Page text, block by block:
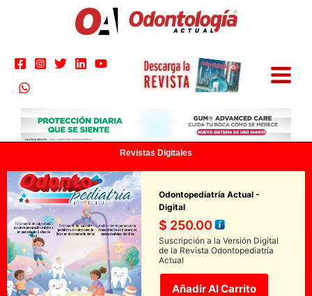
Revistas Digitales
Odontopediatría Actual -
Digital
$ 250.00
Suscripción a la Versión Digital
de la Revista Odontopediatría
Actual
Añadir Al Carrito